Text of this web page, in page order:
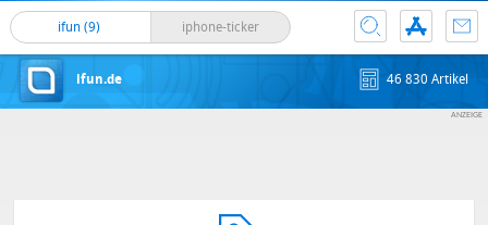
ifun (9) iphone-ticker
ifun.de 46 830 Artikel